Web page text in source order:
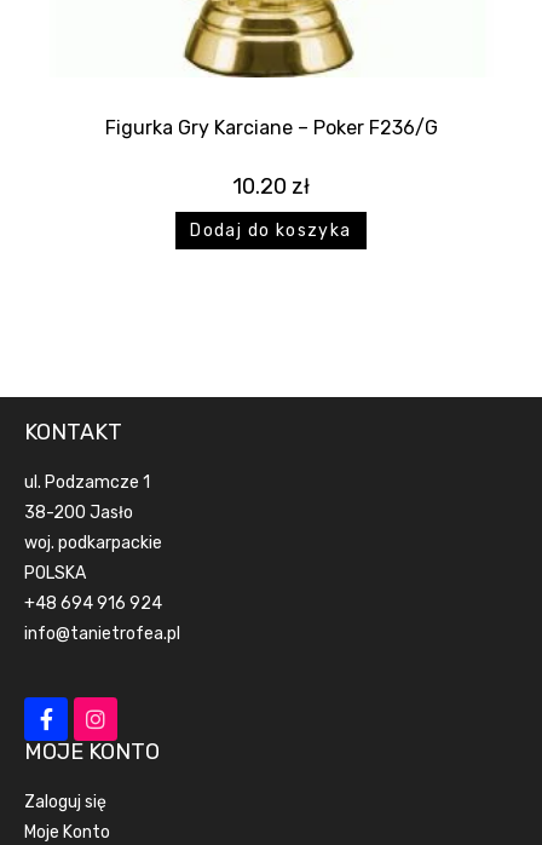
Figurka Gry Karciane – Poker F236/G
10.20 zł
Dodaj do koszyka
KONTAKT
ul. Podzamcze 1
38-200 Jasło
woj. podkarpackie
POLSKA
+48 694 916 924
info@tanietrofea.pl
MOJE KONTO
Zaloguj się
Moje Konto